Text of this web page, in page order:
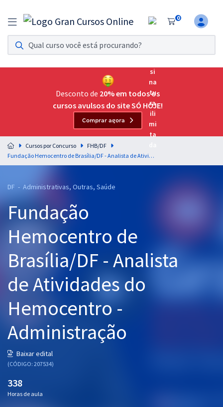
0
Assinatura Ilimitada 11
Acesso a todos os cursos. Teste grátis por 7 dias!
Assinatura OAB Até Passar
Acesso ilimitado a toda preparação para o Exame da
Residências Multiprofissionais
Preparação completa e intensiva para as principais
residências em saúde do Brasil
Cursos 20% OFF
Graduação
OAB
Questões grátis
Blog
Aprovados
Desconto de 20% em todos os
cursos avulsos do site SÓ HOJE!
Comprar agora
Cursos por Concurso
FHB/DF
Fundação Hemocentro de Brasília/DF - Analista de Atividades do Hemocentro - Administração
DF - Administrativas, Outras, Saúde
Fundação
Hemocentro de
Brasília/DF - Analista
de Atividades do
Hemocentro -
Administração
Baixar edital
(CÓDIGO: 207534)
338
Horas de aula